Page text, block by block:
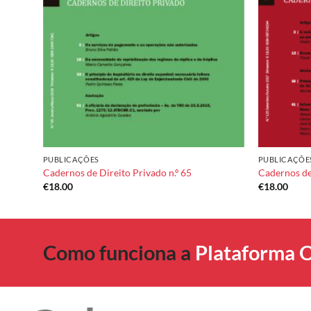
PUBLICAÇÕES
Cadernos de Direito Privado n.º 65
€18.00
Cadernos
€18.00
Como funciona a Plataforma